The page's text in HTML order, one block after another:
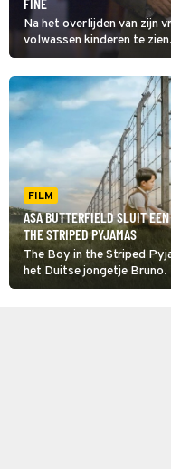
Na het overlijden van zijn
volwassen kinderen te
op te zoeken. Tijdens de
over hen en zichzelf.
FILM
ASA BUTTERFIELD SLUIT
THE STRIPED PYJAMAS
The Boy in the Striped
het Duitse jongetje Bruno.
Joods jongetje dat vastzit